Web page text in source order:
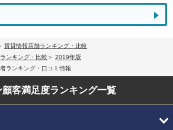
賃貸情報店舗ランキング・比較
ンキング・比較
2019年版
ランキング・口コミ情報
顧客満足度ランキング一覧